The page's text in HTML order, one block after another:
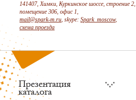
141407, Химки, Куркинское шоссе, строение 2,
помещение 306, офис 1,
mail@spark-m.ru, skype: Spark_moscow,
схема проезда